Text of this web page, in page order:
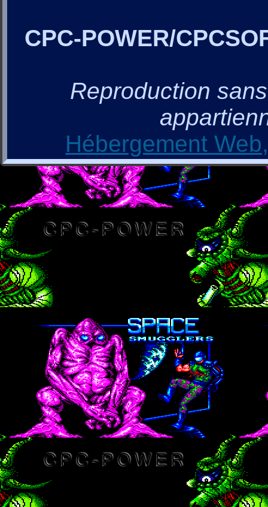
CPC-POWER/
Reproduction
Hébergement